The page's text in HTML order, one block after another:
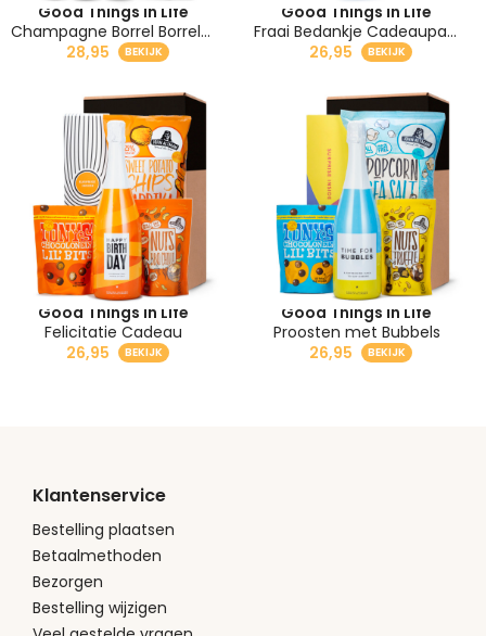
Good Things in Life
Champagne Borrel Borrelpakket
28,95
Good Things in Life
Fraai Bedankje Cadeaupakket
26,95
Good Things in Life
Felicitatie Cadeau
26,95
Good Things in Life
Proosten met Bubbels
26,95
Klantenservice
Bestelling plaatsen
Betaalmethoden
Bezorgen
Bestelling wijzigen